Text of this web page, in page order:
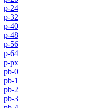
p-24
p-32
p-40
p-48
p-56
p-64
p-px
pb-0
pb-1
pb-2
pb-3